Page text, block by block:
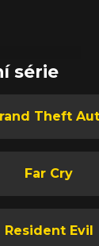
série
Theft
Far Cry
Resident Evil